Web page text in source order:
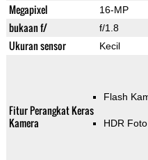
Megapixel 16-MP
bukaan f/ f/1.8
Ukuran sensor Kecil
Fitur Perangkat Keras
Kamera
Flash
HDR Foto